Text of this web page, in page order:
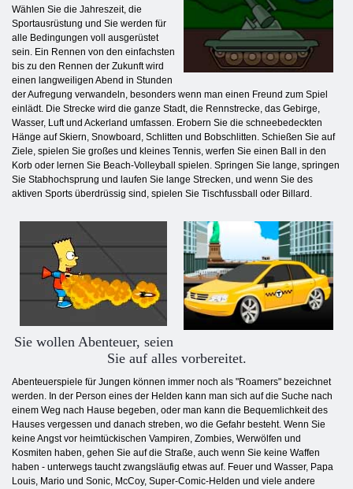
Wählen Sie die Jahreszeit, die
Sportausrüstung und Sie werden für
alle Bedingungen voll ausgerüstet
sein. Ein Rennen von den einfachsten
bis zu den Rennen der Zukunft wird
einen langweiligen Abend in Stunden
der Aufregung verwandeln, besonders wenn man einen Freund zum Spiel
einlädt. Die Strecke wird die ganze Stadt, die Rennstrecke, das Gebirge,
Wasser, Luft und Ackerland umfassen. Erobern Sie die schneebedeckten
Hänge auf Skiern, Snowboard, Schlitten und Bobschlitten. Schießen Sie auf
Ziele, spielen Sie großes und kleines Tennis, werfen Sie einen Ball in den
Korb oder lernen Sie Beach-Volleyball spielen. Springen Sie lange, springen
Sie Stabhochsprung und laufen Sie lange Strecken, und wenn Sie des
aktiven Sports überdrüssig sind, spielen Sie Tischfussball oder Billard.
Sie wollen Abenteuer, seien
Sie auf alles vorbereitet.
Abenteuerspiele für Jungen können immer noch als "Roamers" bezeichnet
werden. In der Person eines der Helden kann man sich auf die Suche nach
einem Weg nach Hause begeben, oder man kann die Bequemlichkeit des
Hauses vergessen und danach streben, wo die Gefahr besteht. Wenn Sie
keine Angst vor heimtückischen Vampiren, Zombies, Werwölfen und
Kosmiten haben, gehen Sie auf die Straße, auch wenn Sie keine Waffen
haben - unterwegs taucht zwangsläufig etwas auf. Feuer und Wasser, Papa
Louis, Mario und Sonic, McCoy, Super-Comic-Helden und viele andere